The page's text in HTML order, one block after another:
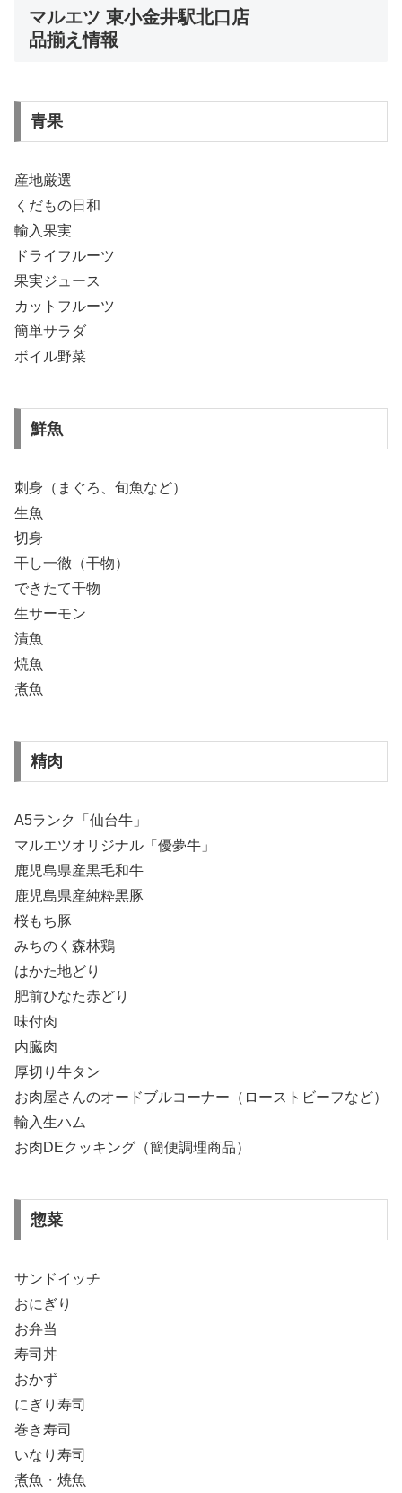
マルエツ 東小金井駅北口店
品揃え情報
青果
産地厳選
くだもの日和
輸入果実
ドライフルーツ
果実ジュース
カットフルーツ
簡単サラダ
ボイル野菜
鮮魚
刺身（まぐろ、旬魚など）
生魚
切身
干し一徹（干物）
できたて干物
生サーモン
漬魚
焼魚
煮魚
精肉
A5ランク「仙台牛」
マルエツオリジナル「優夢牛」
鹿児島県産黒毛和牛
鹿児島県産純粋黒豚
桜もち豚
みちのく森林鶏
はかた地どり
肥前ひなた赤どり
味付肉
内臓肉
厚切り牛タン
お肉屋さんのオードブルコーナー（ローストビーフなど）
輸入生ハム
お肉DEクッキング（簡便調理商品）
惣菜
サンドイッチ
おにぎり
お弁当
寿司丼
おかず
にぎり寿司
巻き寿司
いなり寿司
煮魚・焼魚